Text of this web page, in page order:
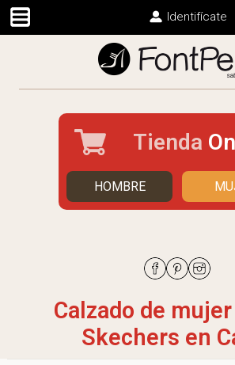
Identifícate
Tienda
HOMBRE
Calzado de
Skechers en